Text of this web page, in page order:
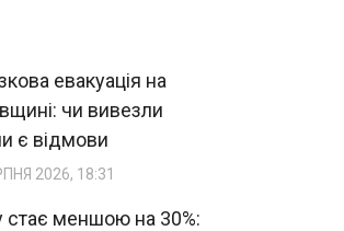
евакуація на
чи вивезли
є відмови
2026, 18:31
стає меншою на 30%: